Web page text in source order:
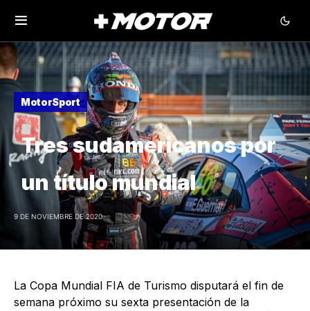
MotorSport
Tres sudamericanos por
un título mundial
9 DE NOVIEMBRE DE 2020
La Copa Mundial FIA de Turismo disputará el fin de
semana próximo su sexta presentación de la